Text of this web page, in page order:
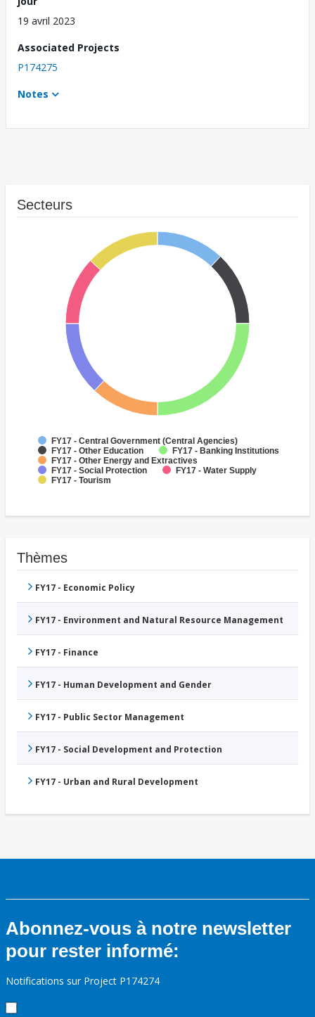
19 avril 2023
Associated Projects
P174275
Notes
Secteurs
FY17 - Central Government (Central Agencies)
FY17 - Other Education
FY17 - Banking Institutions
FY17 - Other Energy and Extractives
FY17 - Social Protection
FY17 - Water Supply
FY17 - Tourism
Thèmes
FY17 - Economic Policy
FY17 - Environment and Natural Resource Management
FY17 - Finance
FY17 - Human Development and Gender
FY17 - Public Sector Management
FY17 - Social Development and Protection
FY17 - Urban and Rural Development
Abonnez-vous à notre newsletter
pour rester informé:
Notifications sur Project P174274